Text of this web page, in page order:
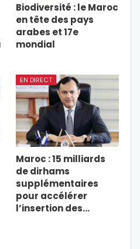
Biodiversité : le Maroc
en tête des pays
arabes et 17e
mondial
EN DIRECT
Maroc : 15 milliards
de dirhams
supplémentaires
pour accélérer
l’insertion des…